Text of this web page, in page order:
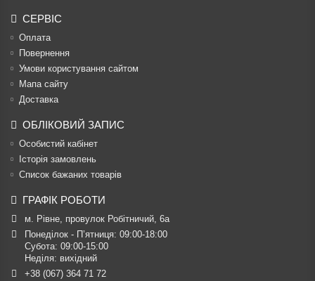
СЕРВІС
Оплата
Повернення
Умови користування сайтом
Мапа сайту
Доставка
ОБЛІКОВИЙ ЗАПИС
Особистий кабінет
Історія замовлень
Список бажаних товарів
ГРАФІК РОБОТИ
м. Рівне, провулок Робітничий, 6а
Понеділок - П’ятниця: 09:00-18:00
Субота: 09:00-15:00
Неділя: вихідний
+38 (067) 364 71 72